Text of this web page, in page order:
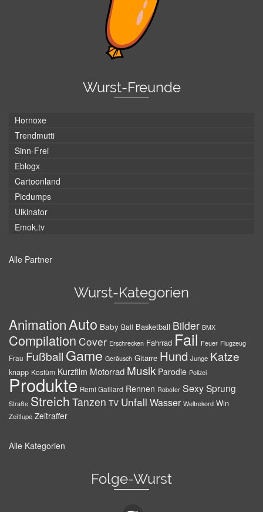
Wurst-Freunde
Hornoxe
Trendmutti
Sinn-Frei
Eblogx
Cartoonland
Picdumps
Ulkinator
Emok.tv
Alle Partner
Wurst-Kategorien
AnimationAuto Baby Ball Basketball Bilder BMX
Compilation Cover Erschrecken Fahrrad Fail Feuer Flugzeug
Frau Fußball Game Geräusch Gitarre Hund Junge Katze
knapp Kostüm Kurzfilm Motorrad Musik Parodie Polizei
Produkte Remi Gaillard Rennen Roboter SexySprung
Straße Streich Tanzen TV Unfall Wasser Weltrekord Win
Zeitlupe Zeitraffer
Alle Kategorien
Folge-Wurst